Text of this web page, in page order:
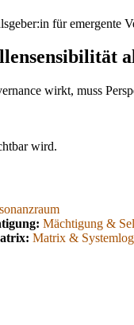
für emergente
wirkt, muss
wird.
Mächtigung &
Matrix &